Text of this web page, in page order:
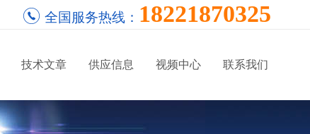
全国服务热线： 18221870325
技术文章 供应信息 视频中心 联系我们